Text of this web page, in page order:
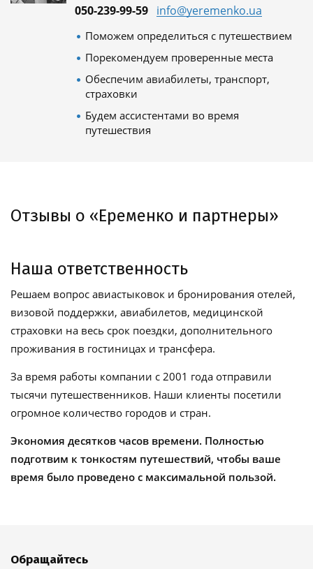
050-239-99-59 info@yeremenko.ua
Поможем определиться с путешествием
Порекомендуем проверенные места
Обеспечим авиабилеты, транспорт,
страховки
Будем ассистентами во время
путешествия
Отзывы о «Еременко и партнеры»
Наша ответственность
Решаем вопрос авиастыковок и бронирования отелей,
визовой поддержки, авиабилетов, медицинской
страховки на весь срок поездки, дополнительного
проживания в гостиницах и трансфера.
За время работы компании с 2001 года отправили
тысячи путешественников. Наши клиенты посетили
огромное количество городов и стран.
Экономия десятков часов времени. Полностью
подготвим к тонкостям путешествий, чтобы ваше
время было проведено с максимальной пользой.
Обращайтесь